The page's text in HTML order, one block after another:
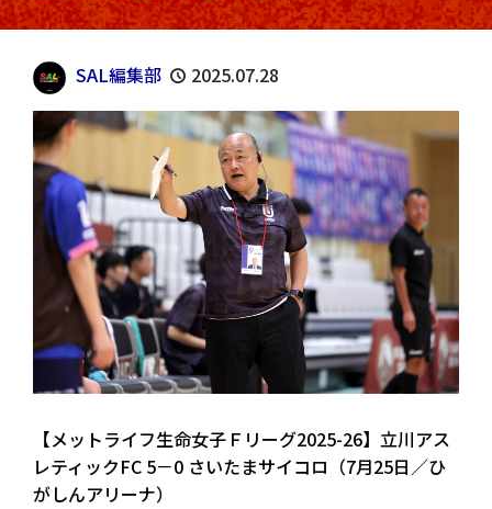
SAL編集部 2025.07.28
【メットライフ生命女子Ｆリーグ2025-26】立川アス
レティックFC 5－0 さいたまサイコロ（7月25日／ひ
がしんアリーナ）